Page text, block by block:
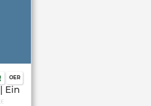
OER
Ein